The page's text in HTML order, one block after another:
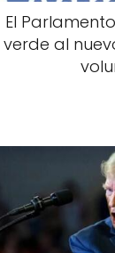
El
verde al